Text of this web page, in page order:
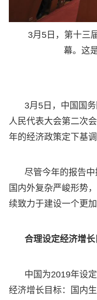
3月5日，第十三
幕。这
3月5日，中国国
人民代表大会第二次
年的经济政策定下基调
尽管今年的报告
国内外复杂严峻形势
续致力于建设一个更加
合理设定经济增长
中国为2019年设
经济增长目标：国内